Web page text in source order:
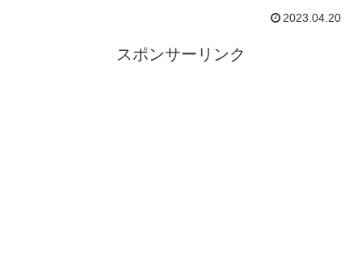
2023.04.20
スポンサーリンク